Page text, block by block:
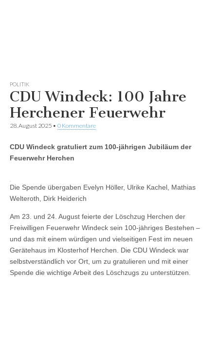
POLITIK
CDU Windeck: 100 Jahre
Herchener Feuerwehr
28. August 2025 • 0 Kommentare
CDU Windeck gratuliert zum 100-jährigen Jubiläum der
Feuerwehr Herchen
Die Spende übergaben Evelyn Höller, Ulrike Kachel, Mathias
Welteroth, Dirk Heiderich
Am 23. und 24. August feierte der Löschzug Herchen der
Freiwilligen Feuerwehr Windeck sein 100-jähriges Bestehen –
und das mit einem würdigen und vielseitigen Fest im neuen
Gerätehaus im Klosterhof Herchen. Die CDU Windeck war
selbstverständlich vor Ort, um zu gratulieren und mit einer
Spende die wichtige Arbeit des Löschzugs zu unterstützen.